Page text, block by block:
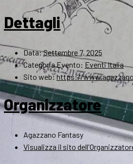
Dettagli
Data:Settembre 7, 2025
Categoria Evento: Eventi Italia
Sito web:https://
Organizzatore
Agazzano Fantasy
Visualizza il sito